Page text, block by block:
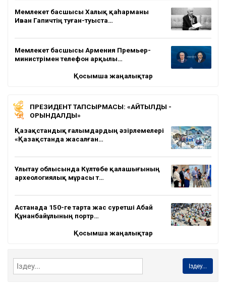
Мемлекет басшысы Халық қаһарманы
Иван Гапичтің туған-туыста…
Мемлекет басшысы Армения Премьер-
министрімен телефон арқылы…
Қосымша жаңалықтар
ПРЕЗИДЕНТ ТАПСЫРМАСЫ: «АЙТЫЛДЫ -
ОРЫНДАЛДЫ»
Қазақстандық ғалымдардың әзірлемелері
«Қазақстанда жасалған…
Ұлытау облысында Күлтөбе қалашығының
археологиялық мұрасы т…
Астанада 150-ге тарта жас суретші Абай
Құнанбайұлының портр…
Қосымша жаңалықтар
Іздеу...